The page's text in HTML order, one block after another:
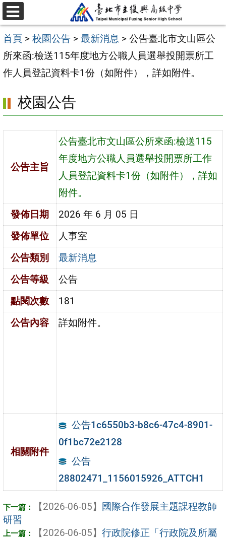
跳
至
主
要
內
區
選
單
首頁 > 校園公告 > 最新消息 > 公告臺北市文山區公
所來函:檢送115年度地方公職人員選舉投開票所工
作人員登記資料卡1份（如附件），詳如附件。
校園公告
公告主旨
公告臺北市文山區公所來函:檢送115
年度地方公職人員選舉投開票所工作
人員登記資料卡1份（如附件），詳如
附件。
發佈日期
2026 年 6 月 05 日
發佈單位
人事室
公告類別
最新消息
公告等級
公告
點閱次數
181
公告內容
詳如附件。
相關附件
公告1c6550b3-b8c6-47c4-8901-
0f1bc72e2128
公告
28802471_1156015926_ATTCH1
【2026-06-05】 國際合作發展主題課程教師
研習
【2026-06-05】 行政院修正「行政院及所屬